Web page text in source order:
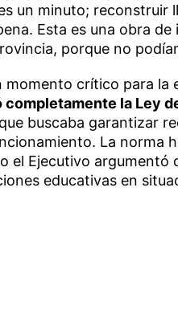
un minuto; reconstruir
Esta es una obra
porque no
momento crítico para la
la Ley
buscaba garantizar
La norma
el Ejecutivo argumentó
educativas en